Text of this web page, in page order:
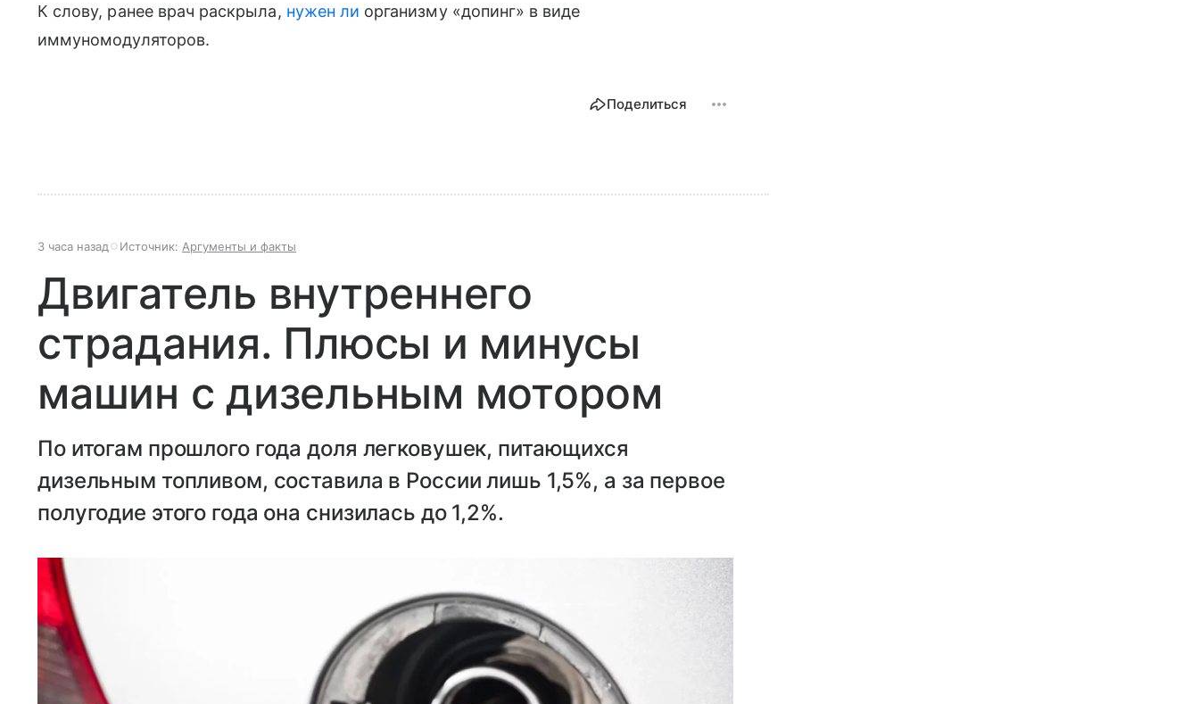
К слову, ранее врач раскрыла, нужен ли организму «допинг» в виде
иммуномодуляторов.
Поделиться
3 часа назад Источник: Аргументы и факты
Двигатель внутреннего
страдания. Плюсы и минусы
машин с дизельным мотором
По итогам прошлого года доля легковушек, питающихся
дизельным топливом, составила в России лишь 1,5%, а за первое
полугодие этого года она снизилась до 1,2%.